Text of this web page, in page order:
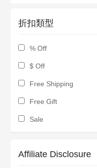
折扣類型
% Off
$ Off
Free Shipping
Free Gift
Sale
Affiliate Disclosure